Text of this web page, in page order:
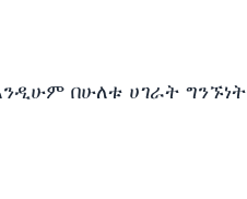
በሁለቱ ሀገራት ግንኙነት